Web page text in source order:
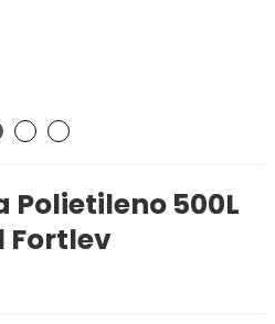
Polietileno 500L
Fortlev